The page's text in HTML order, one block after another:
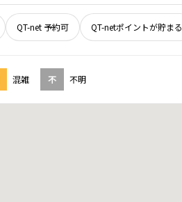
QT-net 予約可 QT-netポイントが貯まる
混雑 不 不明